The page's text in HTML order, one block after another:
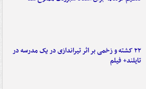
۲۲ کشته و زخمی بر اثر تیراندازی در یک مدرسه در
تایلند+ فیلم